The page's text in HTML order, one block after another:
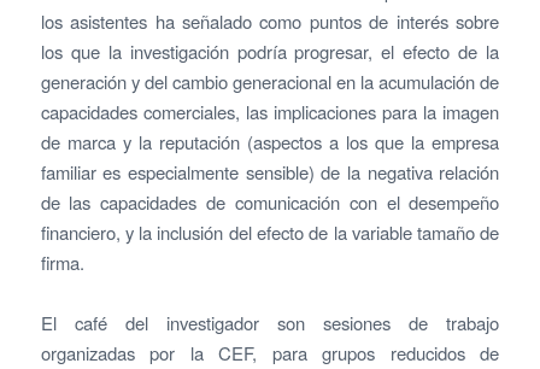
los asistentes ha señalado como puntos de interés sobre
los que la investigación podría progresar, el efecto de la
generación y del cambio generacional en la acumulación de
capacidades comerciales, las implicaciones para la imagen
de marca y la reputación (aspectos a los que la empresa
familiar es especialmente sensible) de la negativa relación
de las capacidades de comunicación con el desempeño
financiero, y la inclusión del efecto de la variable tamaño de
firma.
El café del investigador son sesiones de trabajo
organizadas por la CEF, para grupos reducidos de